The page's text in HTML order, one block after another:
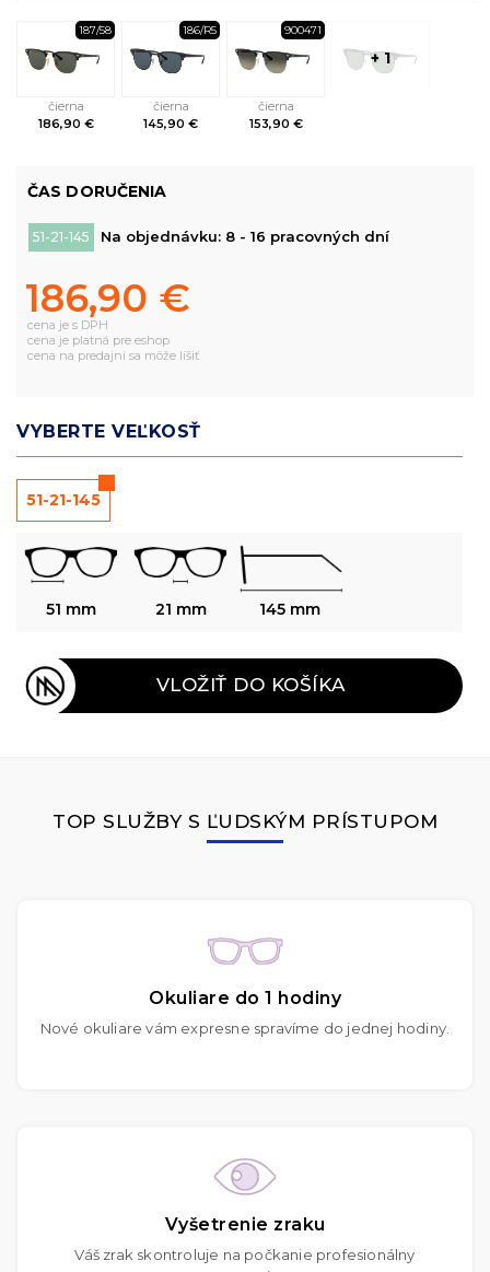
187/58
čierna
186,90 €
186/R5
čierna
145,90 €
900471
čierna
153,90 €
+ 1
ČAS DORUČENIA
51-21-145 Na objednávku: 8 - 16 pracovných dní
186,90 €
cena je s DPH
cena je platná pre eshop
cena na predajni sa môže líšiť
VYBERTE VEĽKOSŤ
51-21-145
51 mm 21 mm 145 mm
VLOŽIŤ DO KOŠÍKA
TOP SLUŽBY S ĽUDSKÝM PRÍSTUPOM
Okuliare do 1 hodiny
Nové okuliare vám expresne spravíme do jednej hodiny.
Vyšetrenie zraku
Váš zrak skontroluje na počkanie profesionálny